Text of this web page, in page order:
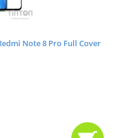
Note 8 Pro Full Cover